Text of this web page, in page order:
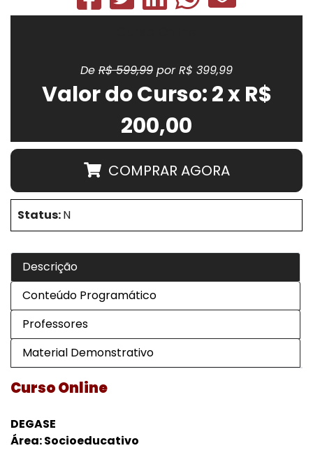
Descrição
Conteúdo Programático
Professores
Material Demonstrativo
Curso Online
DEGASE
Área: Socioeducativo
De R$ 599,99 por R$ 399,99
Valor do Curso: 2 x R$
200,00
COMPRAR AGORA
Status:N